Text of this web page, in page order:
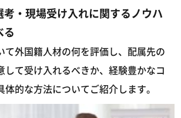
・現場受け入れに関するノウハ
る
て外国籍人材の何を評価し、配属先の
して受け入れるべきか、経験豊かなコ
体的な方法についてご紹介します。